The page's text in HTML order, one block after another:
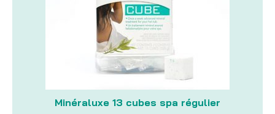
Minéraluxe 13 cubes spa régulier